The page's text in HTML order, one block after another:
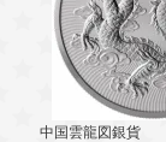
中国雲龍図銀貨